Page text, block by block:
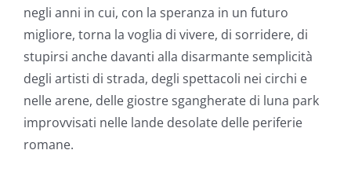
negli anni in cui, con la speranza in un futuro
migliore, torna la voglia di vivere, di sorridere, di
stupirsi anche davanti alla disarmante semplicità
degli artisti di strada, degli spettacoli nei circhi e
nelle arene, delle giostre sgangherate di luna park
improvvisati nelle lande desolate delle periferie
romane.